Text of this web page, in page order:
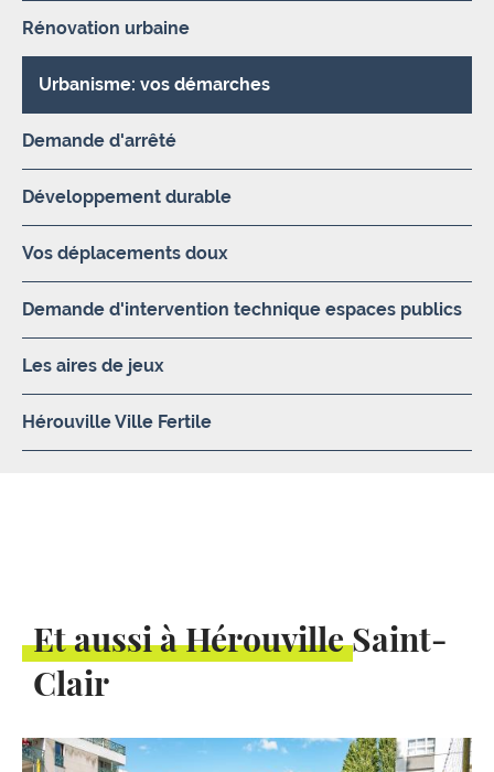
Rénovation urbaine
Urbanisme: vos démarches
Demande d'arrêté
Développement durable
Vos déplacements doux
Demande d'intervention technique espaces publics
Les aires de jeux
Hérouville Ville Fertile
Et aussi à Hérouville Saint-
Clair